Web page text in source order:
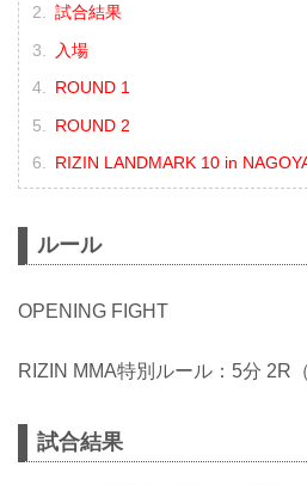
試合結果
入場
ROUND 1
ROUND 2
RIZIN LANDMARK 10 in
ルール
OPENING FIGHT
RIZIN MMA特別ルール：5分 2R
試合結果